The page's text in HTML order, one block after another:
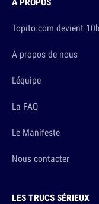
Topito.com devient
A propos de nous
L'équipe
La FAQ
Le Manifeste
Nous contacter
LES TRUCS SÉRIEUX